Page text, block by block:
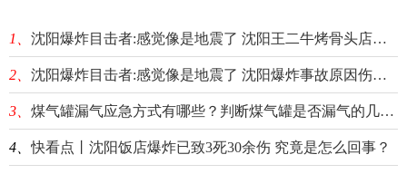
1、 沈阳爆炸目击者:感觉像是地震了 沈阳王二牛烤骨头店爆炸伤亡情况最新消息
2、 沈阳爆炸目击者:感觉像是地震了 沈阳爆炸事故原因伤亡情况揭秘
3、 煤气罐漏气应急方式有哪些？判断煤气罐是否漏气的几种方法分享
4、 快看点丨沈阳饭店爆炸已致3死30余伤 究竟是怎么回事？